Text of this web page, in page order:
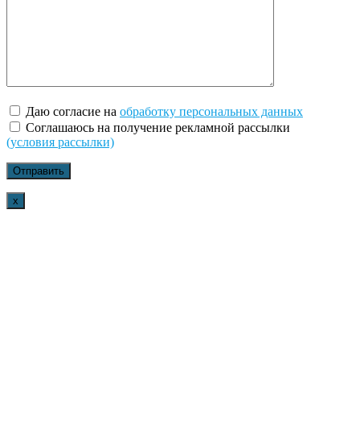
Даю согласие на обработку персональных данных
Соглашаюсь на получение рекламной рассылки
(условия рассылки)
x